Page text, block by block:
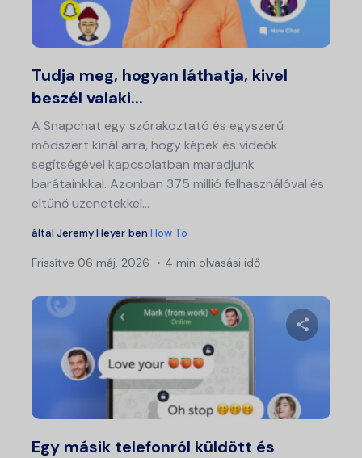
Tudja meg, hogyan láthatja, kivel
beszél valaki...
A Snapchat egy szórakoztató és egyszerű
módszert kínál arra, hogy képek és videók
segítségével kapcsolatban maradjunk
barátainkkal. Azonban 375 millió felhasználóval és
eltűnő üzenetekkel...
által Jeremy Heyer ben How To
Frissítve 06 máj, 2026 4 min olvasási idő
Egy másik telefonról küldött és